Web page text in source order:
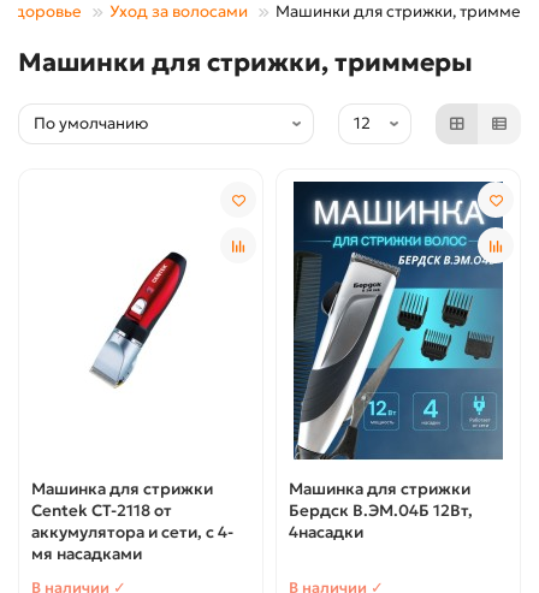
здоровье Уход за волосами Машинки для стрижки,
Машинки для стрижки, триммеры
Машинка для стрижки
Centek CT-2118 от
аккумулятора и сети, с 4-
мя насадками
В наличии ✓
Машинка для стрижки
Бердск В.ЭМ.04Б 12Вт,
4насадки
В наличии ✓